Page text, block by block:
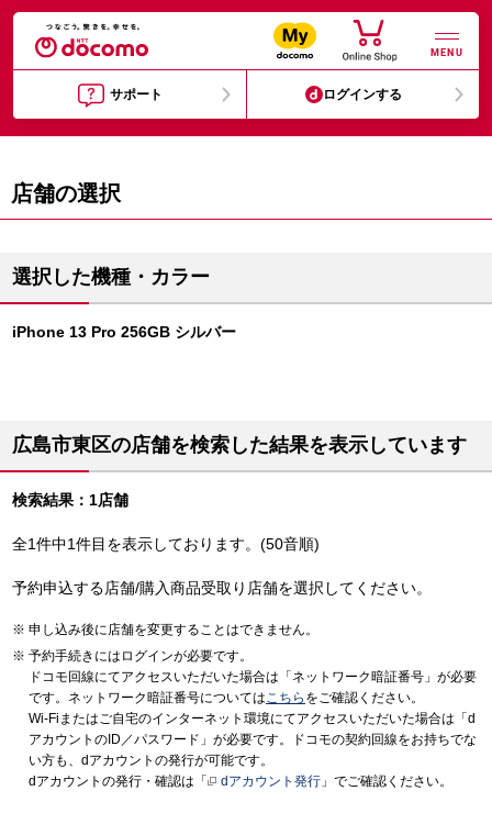
MENU
サポート ログインする
店舗の選択
選択した機種・カラー
iPhone 13 Pro 256GB シルバー
広島市東区の店舗を検索した結果を表示しています
検索結果：1店舗
全1件中1件目を表示しております。(50音順)
予約申込する店舗/購入商品受取り店舗を選択してください。
申し込み後に店舗を変更することはできません。
予約手続きにはログインが必要です。
ドコモ回線にてアクセスいただいた場合は「ネットワーク暗証番号」が必要
です。ネットワーク暗証番号についてはこちら をご確認ください。
Wi-Fiまたはご自宅のインターネット環境にてアクセスいただいた場合は「d
アカウントのID／パスワード」が必要です。ドコモの契約回線をお持ちでな
い方も、dアカウントの発行が可能です。
dアカウントの発行・確認は「
dアカウント発行 」でご確認ください。